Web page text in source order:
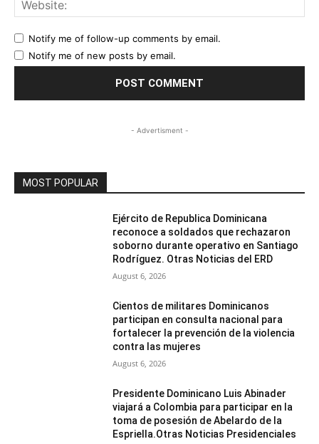
Notify me of follow-up comments by email.
Notify me of new posts by email.
- Advertisment -
MOST POPULAR
Ejército de Republica Dominicana
reconoce a soldados que rechazaron
soborno durante operativo en Santiago
Rodríguez. Otras Noticias del ERD
August 6, 2026
Cientos de militares Dominicanos
participan en consulta nacional para
fortalecer la prevención de la violencia
contra las mujeres
August 6, 2026
Presidente Dominicano Luis Abinader
viajará a Colombia para participar en la
toma de posesión de Abelardo de la
Espriella.Otras Noticias Presidenciales